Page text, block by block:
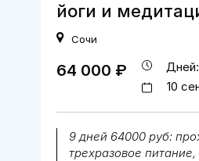
йоги и
Сочи
9 дней 64000 руб:
трехразовое питание,
64 000 ₽
10